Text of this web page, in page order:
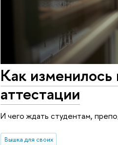
Как
аттестации
И чего ждать студентам,
Вышка для своих